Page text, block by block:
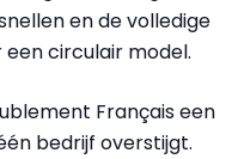
en de volledige
circulair model.
Français een
bedrijf overstijgt.